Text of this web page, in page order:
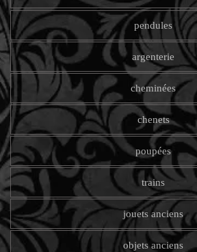
pendules
argenterie
cheminées
chenets
poupées
trains
jouets anciens
objets anciens